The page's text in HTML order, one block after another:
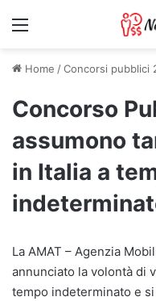
Menu
Home /Concorsi pubblici
Concorso
assumono
in Italia a
La AMAT – Agenzia
annunciato la volontà di
tempo indeterminato e